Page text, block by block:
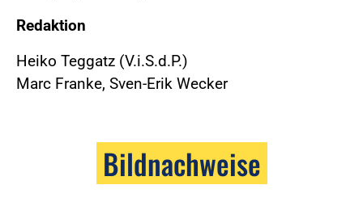
Redaktion
Heiko Teggatz (V.i.S.d.P.)
Marc Franke, Sven-Erik Wecker
Bildnachweise